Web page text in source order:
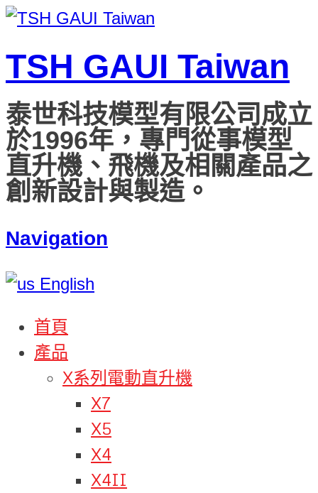
TSH GAUI Taiwan
泰世科技模型有限公司成立
於1996年，專門從事模型
直升機、飛機及相關產品之
創新設計與製造。
Navigation
English
首頁
產品
X系列電動直升機
X7
X5
X4
X4II